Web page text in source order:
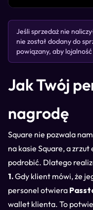
Jeśli sprzedaż nie
nie został dodany do
powiązany, aby lojalność
Jak Twój
nagrodę
Square nie pozwala
na kasie Square, a
podrobić. Dlatego
1.Gdy klient mówi, że
personel otwiera
wallet klienta. To